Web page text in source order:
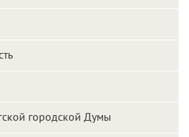
городской Думы